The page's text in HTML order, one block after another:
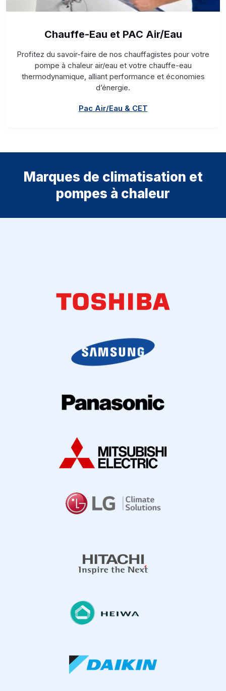
Chauffe-Eau et PAC Air/Eau
Profitez du savoir-faire de nos chauffagistes pour votre
pompe à chaleur air/eau et votre chauffe-eau
thermodynamique, alliant performance et économies
d’énergie.
Pac Air/Eau & CET
Marques de climatisation et
pompes à chaleur